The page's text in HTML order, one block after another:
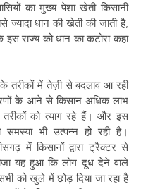
का मुख्य पेशा खेती किसानी
ज्यादा धान की खेती की जाती है,
राज्य को धान का कटोरा कहा
तरीकों में तेज़ी से बदलाव आ रही
के आने से किसान अधिक लाभ
तरीकों को त्याग रहे हैं। और इस
भी उत्पन्न हो रही है।
में किसानों द्वारा ट्रैक्टर से
यह हुआ कि लोग दूध देने वाले
को खुले में छोड़ दिया जा रहा है